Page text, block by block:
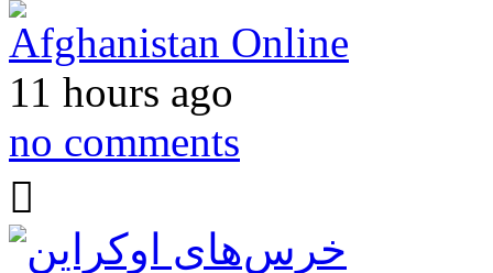
Afghanistan Online
11 hours ago
no comments